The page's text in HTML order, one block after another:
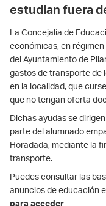
estudian fuera
La Concejalía de
económicas, en
del Ayuntamiento de
gastos de transporte de
en la localidad, que
que no tengan oferta
Dichas ayudas se
parte del alumnado
Horadada, mediante la
transporte.
Puedes consultar las
anuncios de educación
para acceder